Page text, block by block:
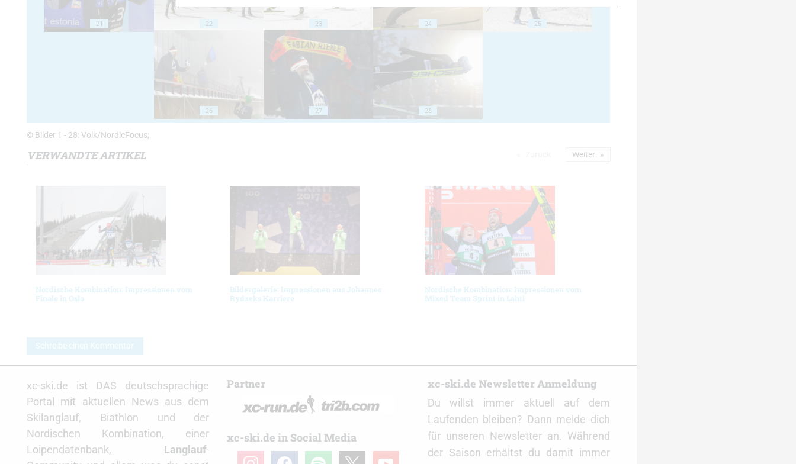
21 22 23 24 25
26 27 28
© Bilder 1 - 28: Volk/NordicFocus;
VERWANDTE ARTIKEL
Nordische Kombination: Impressionen vom
Finale in Oslo
Bildergalerie: Impressionen aus Johannes
Rydzeks Karriere
Nordische Kombination: Impressionen vom
Mixed Team Sprint in Lahti
Weiter
Schreibe einen Kommentar
xc-ski.de ist DAS deutschsprachige
Portal mit aktuellen News aus dem
Skilanglauf, Biathlon und der
Nordischen Kombination, einer
Loipendatenbank, Langlauf-
Partner
xc-ski.de in Social Media
instagramfacebookspotify youtube
xc-ski.de Newsletter Anmeldung
Du willst immer aktuell auf dem
Laufenden bleiben? Dann melde dich
für unseren Newsletter an. Während
der Saison erhältst du damit immer